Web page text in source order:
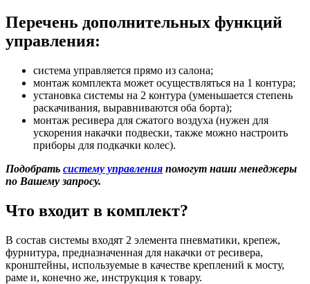
Перечень дополнительных функций
управления:
система управляется прямо из салона;
монтаж комплекта может осуществляться на 1 контура;
установка системы на 2 контура (уменьшается степень
раскачивания, выравниваются оба борта);
монтаж ресивера для сжатого воздуха (нужен для
ускорения накачки подвески, также можно настроить
приборы для подкачки колес).
Подобрать систему управления помогут наши менеджеры
по Вашему запросу.
Что входит в комплект?
В состав системы входят 2 элемента пневматики, крепеж,
фурнитура, предназначенная для накачки от ресивера,
кронштейны, используемые в качестве креплений к мосту,
раме и, конечно же, инструкция к товару.